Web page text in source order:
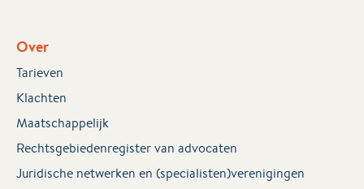
Over
Tarieven
Klachten
Maatschappelijk
Rechtsgebiedenregister van advocaten
Juridische netwerken en (specialisten)verenigingen